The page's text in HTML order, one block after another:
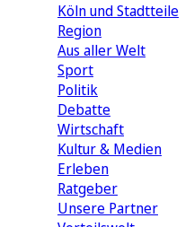
Köln und Stadtteile
Region
Aus aller Welt
Sport
Politik
Debatte
Wirtschaft
Kultur & Medien
Erleben
Ratgeber
Unsere Partner